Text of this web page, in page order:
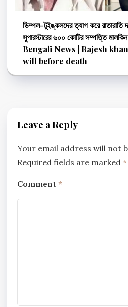
ডিম্পল-টুইঙ্কলদের ত্যাগ করে রাতারাতি
সুপারস্টারের ৬০০ কোটির সম্পত্তি
Bengali News | Rajesh
will before death
Leave a Reply
Your email address will not
Required fields are marked *
Comment *